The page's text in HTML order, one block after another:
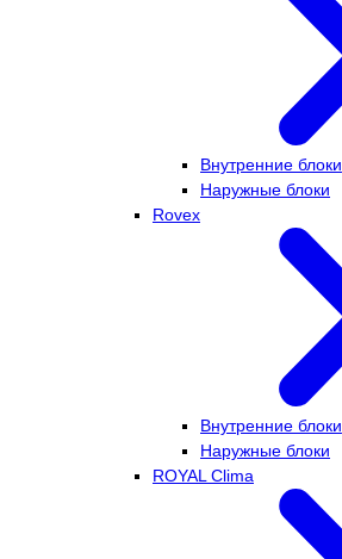
Внутренние блоки
Наружные блоки
Rovex
Внутренние блоки
Наружные блоки
ROYAL Clima